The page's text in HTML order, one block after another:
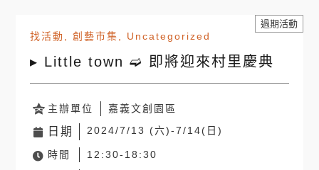
找活動,創藝市集, Uncategorized
▸ Little town ➫ 即將迎來村里慶典
過期活動
主辦單位 嘉義文創園區
日期 2024/7/13 (六)-7/14(日)
時間
12:30-18:30